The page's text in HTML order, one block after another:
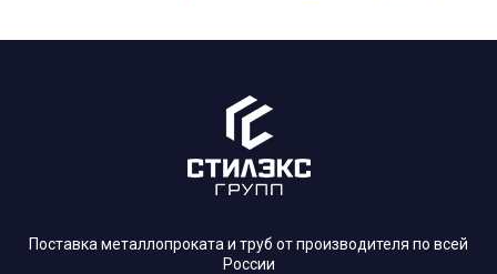
Поставка металлопроката и труб от производителя по всей
России